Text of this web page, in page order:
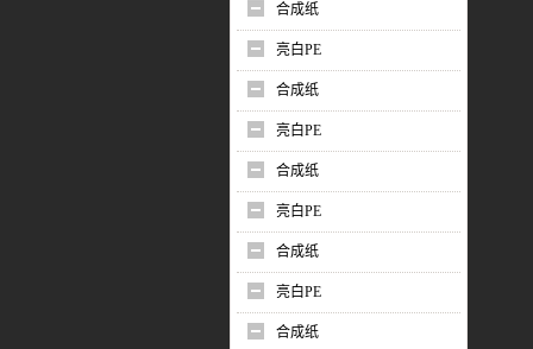
合成纸
亮白PE
合成纸
亮白PE
合成纸
亮白PE
合成纸
亮白PE
合成纸